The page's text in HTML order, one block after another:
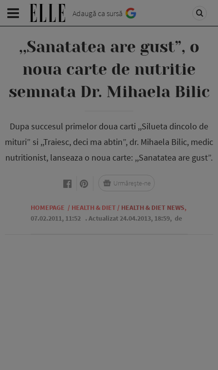
Adaugă ca sursă
,,Sanatatea are gust”, o
noua carte de nutritie
semnata Dr. Mihaela Bilic
Dupa succesul primelor doua carti ,,Silueta dincolo de
mituri” si ,,Traiesc, deci ma abtin”, dr. Mihaela Bilic, medic
nutritionist, lanseaza o noua carte: ,,Sanatatea are gust”.
HOMEPAGE / HEALTH & DIET/ HEALTH & DIET NEWS,
07.02.2011, 11:52 . Actualizat 24.04.2013, 18:59, de
Urmărește-ne